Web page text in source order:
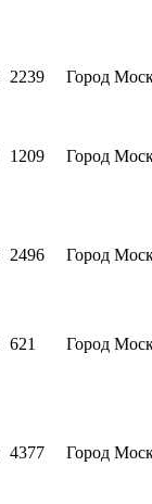
2239 Город
1209 Город
2496 Город
621 Город
4377 Город